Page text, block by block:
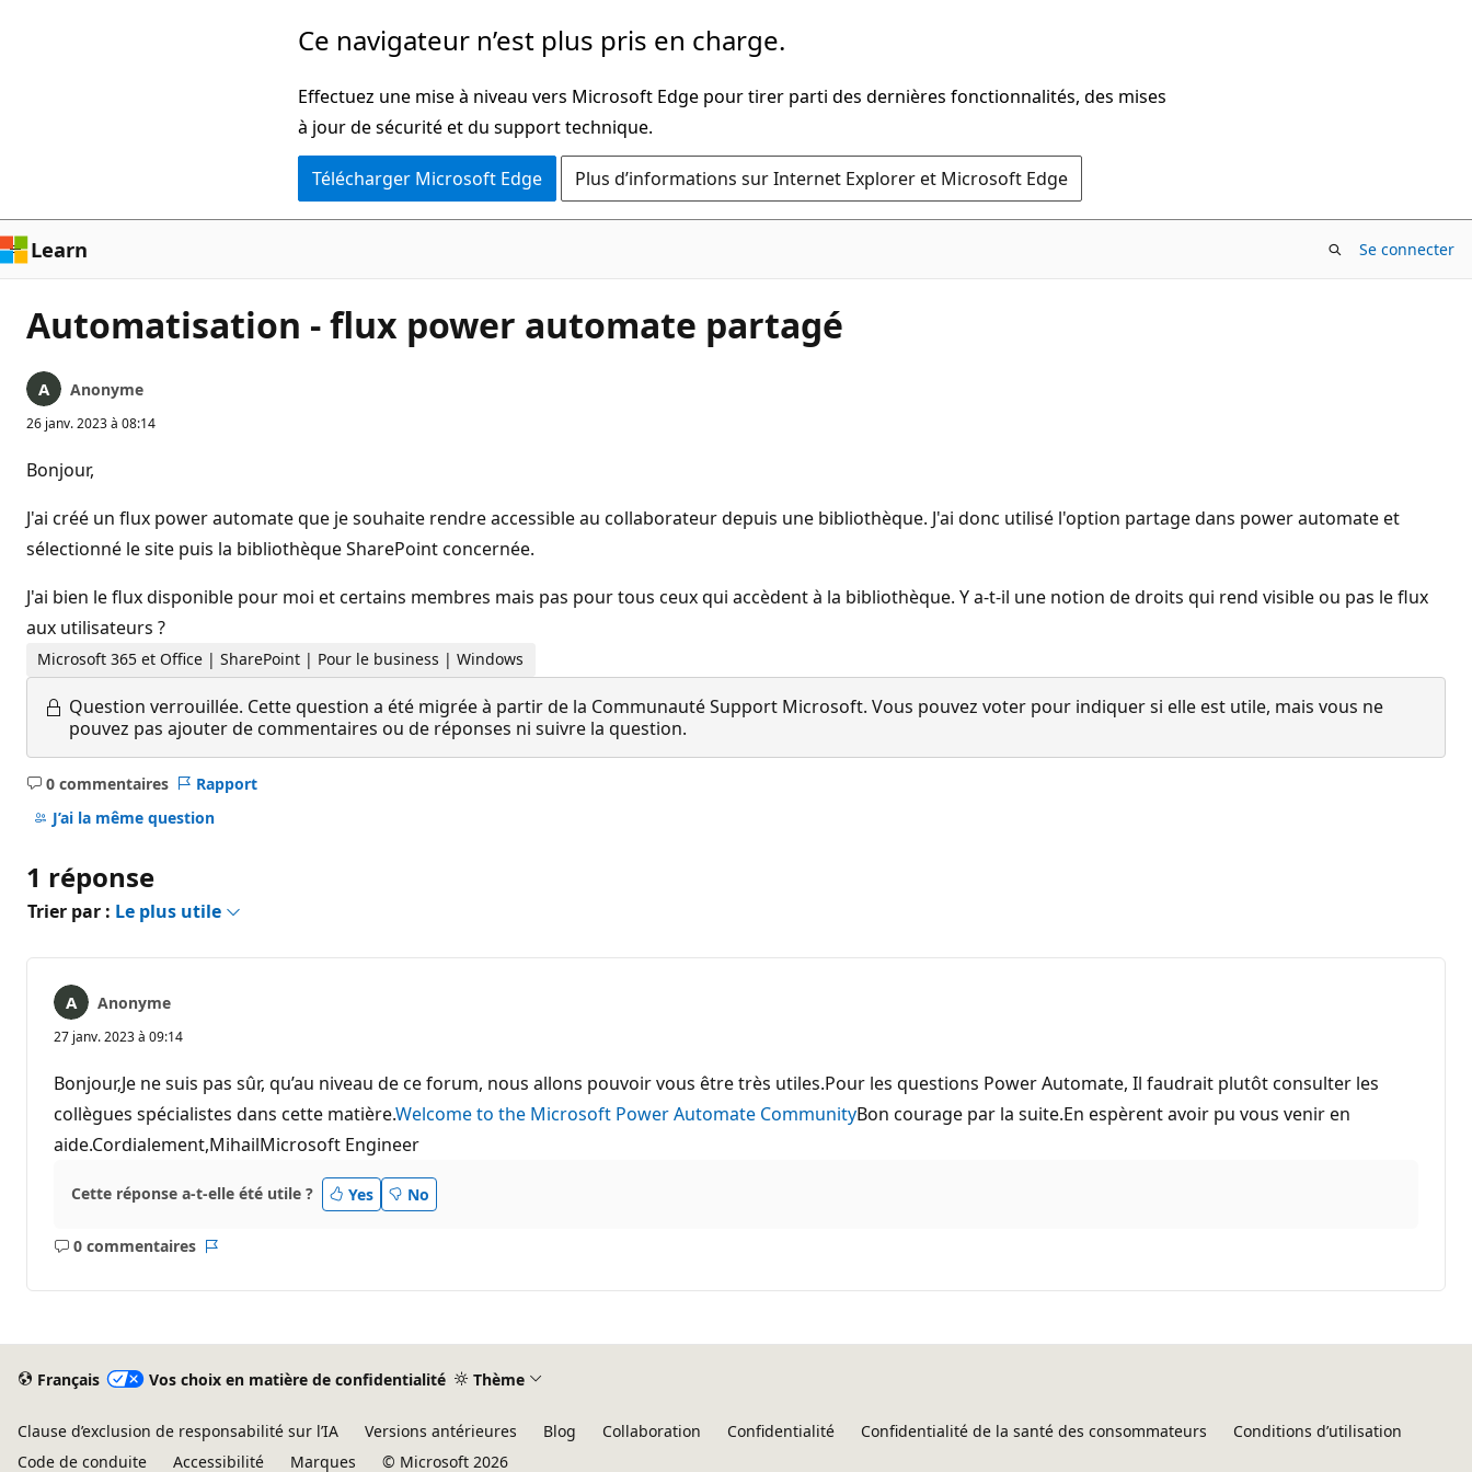
Ce navigateur n’est plus pris en charge.
Effectuez une mise à niveau vers Microsoft Edge pour tirer parti des dernières fonctionnalités, des mises
à jour de sécurité et du support technique.
Télécharger Microsoft Edge Plus d’informations sur Internet Explorer et Microsoft Edge
Learn Se connecter
Automatisation - flux power automate partagé
Anonyme
26 janv. 2023 à 08:14
Bonjour,
J'ai créé un flux power automate que je souhaite rendre accessible au collaborateur depuis une bibliothèque. J'ai donc utilisé l'option partage dans power automate et
sélectionné le site puis la bibliothèque SharePoint concernée.
J'ai bien le flux disponible pour moi et certains membres mais pas pour tous ceux qui accèdent à la bibliothèque. Y a-t-il une notion de droits qui rend visible ou pas le flux
aux utilisateurs ?
Microsoft 365 et Office | SharePoint | Pour le business | Windows
Question verrouillée. Cette question a été migrée à partir de la Communauté Support Microsoft. Vous pouvez voter pour indiquer si elle est utile, mais vous ne
pouvez pas ajouter de commentaires ou de réponses ni suivre la question.
0 commentaires
Aucun
commentaire
Rapport
J’ai la même question
1 réponse
Trier par : Le plus utile
Anonyme
27 janv. 2023 à 09:14
Bonjour,Je ne suis pas sûr, qu’au niveau de ce forum, nous allons pouvoir vous être très utiles.Pour les questions Power Automate, Il faudrait plutôt consulter les
collègues spécialistes dans cette matière.Welcome to the Microsoft Power Automate CommunityBon courage par la suite.En espèrent avoir pu vous venir en
aide.Cordialement,MihailMicrosoft Engineer
Cette réponse a-t-elle été utile ? Yes No
0 commentaires
Aucun
Français Vos choix en matière de confidentialité Thème
Clause d’exclusion de responsabilité sur l’IA Versions antérieures Blog Collaboration Confidentialité Confidentialité de la santé des consommateurs
Conditions d’utilisation
Code de conduite
Accessibilité Marques © Microsoft 2026